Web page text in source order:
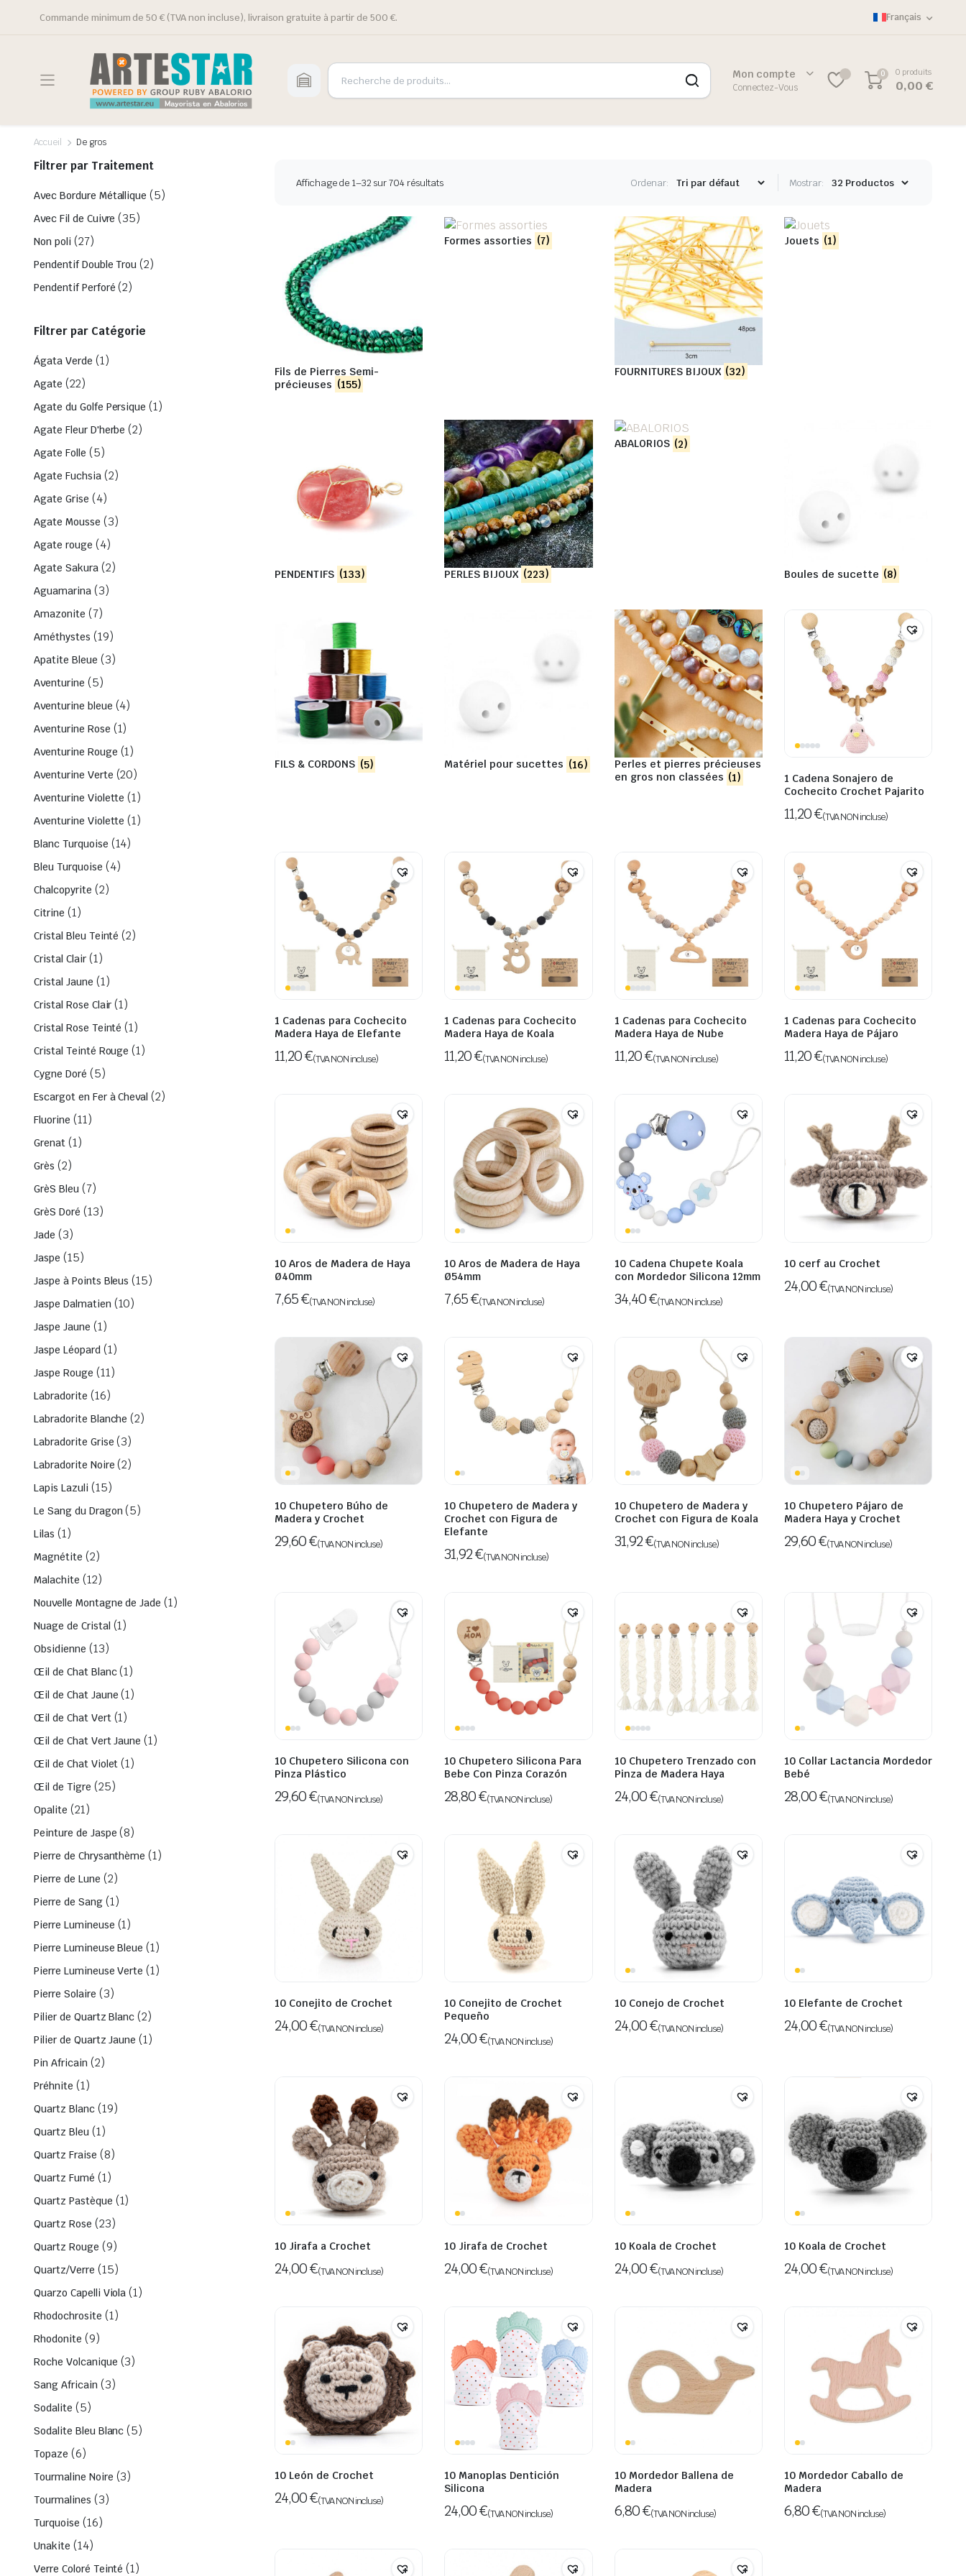
Commande minimum de 50 € (TVA non incluse), livraison gratuite à partir de 500 €. Français
Mon compte
Connectez-Vous
0 0 produits
0,00€
Accueil De gros
Affichage de 1–32 sur 704 résultats Ordenar: Mostrar:
Fils de Pierres Semi-
précieuses (155)
Formes assorties (7)
FOURNITURES BIJOUX (32)
Jouets (1)
PENDENTIFS (133) PERLES BIJOUX (223)
ABALORIOS (2)
Boules de sucette (8)
FILS & CORDONS (5) Matériel pour sucettes (16)
Perles et pierres précieuses
en gros non classées (1)
1 Cadena Sonajero de
Cochecito Crochet Pajarito
11,20€(TVA NON incluse)
1 Cadenas para Cochecito
Madera Haya de Elefante
11,20€(TVA NON incluse)
1 Cadenas para Cochecito
Madera Haya de Koala
11,20€(TVA NON incluse)
1 Cadenas para Cochecito
Madera Haya de Nube
11,20€(TVA NON incluse)
1 Cadenas para Cochecito
Madera Haya de Pájaro
11,20€(TVA NON incluse)
10 Aros de Madera de Haya
Ø40mm
7,65€(TVA NON incluse)
10 Aros de Madera de Haya
Ø54mm
7,65€(TVA NON incluse)
10 Cadena Chupete Koala
con Mordedor Silicona 12mm
34,40€(TVA NON incluse)
10 cerf au Crochet
24,00€(TVA NON incluse)
10 Chupetero Búho de
Madera y Crochet
29,60€(TVA NON incluse)
10 Chupetero de Madera y
Crochet con Figura de
Elefante
31,92€(TVA NON incluse)
10 Chupetero de Madera y
Crochet con Figura de Koala
31,92€(TVA NON incluse)
10 Chupetero Pájaro de
Madera Haya y Crochet
29,60€(TVA NON incluse)
10 Chupetero Silicona con
Pinza Plástico
29,60€(TVA NON incluse)
10 Chupetero Silicona Para
Bebe Con Pinza Corazón
28,80€(TVA NON incluse)
10 Chupetero Trenzado con
Pinza de Madera Haya
24,00€(TVA NON incluse)
10 Collar Lactancia Mordedor
Bebé
28,00€(TVA NON incluse)
10 Conejito de Crochet
24,00€(TVA NON incluse)
10 Conejito de Crochet
Pequeño
24,00€(TVA NON incluse)
10 Conejo de Crochet
24,00€(TVA NON incluse)
10 Elefante de Crochet
24,00€(TVA NON incluse)
10 Jirafa a Crochet
24,00€(TVA NON incluse)
10 Jirafa de Crochet
24,00€(TVA NON incluse)
10 Koala de Crochet
24,00€(TVA NON incluse)
10 Koala de Crochet
24,00€(TVA NON incluse)
10 León de Crochet
24,00€(TVA NON incluse)
10 Manoplas Dentición
Silicona
24,00€(TVA NON incluse)
10 Mordedor Ballena de
Madera
6,80€(TVA NON incluse)
10 Mordedor Caballo de
Madera
6,80€(TVA NON incluse)
Filtrer par Traitement
Avec Bordure Métallique (5)
Avec Fil de Cuivre (35)
Non poli (27)
Pendentif Double Trou (2)
Pendentif Perforé (2)
Filtrer par Catégorie
Ágata Verde (1)
Agate (22)
Agate du Golfe Persique (1)
Agate Fleur D'herbe (2)
Agate Folle (5)
Agate Fuchsia (2)
Agate Grise (4)
Agate Mousse (3)
Agate rouge (4)
Agate Sakura (2)
Aguamarina (3)
Amazonite (7)
Améthystes (19)
Apatite Bleue (3)
Aventurine (5)
Aventurine bleue (4)
Aventurine Rose (1)
Aventurine Rouge (1)
Aventurine Verte (20)
Aventurine Violette (1)
Aventurine Violette (1)
Blanc Turquoise (14)
Bleu Turquoise (4)
Chalcopyrite (2)
Citrine (1)
Cristal Bleu Teinté (2)
Cristal Clair (1)
Cristal Jaune (1)
Cristal Rose Clair (1)
Cristal Rose Teinté (1)
Cristal Teinté Rouge (1)
Cygne Doré (5)
Escargot en Fer à Cheval (2)
Fluorine (11)
Grenat (1)
Grès (2)
GrèS Bleu (7)
GrèS Doré (13)
Jade (3)
Jaspe (15)
Jaspe à Points Bleus (15)
Jaspe Dalmatien (10)
Jaspe Jaune (1)
Jaspe Léopard (1)
Jaspe Rouge (11)
Labradorite (16)
Labradorite Blanche (2)
Labradorite Grise (3)
Labradorite Noire (2)
Lapis Lazuli (15)
Le Sang du Dragon (5)
Lilas (1)
Magnétite (2)
Malachite (12)
Nouvelle Montagne de Jade (1)
Nuage de Cristal (1)
Obsidienne (13)
Œil de Chat Blanc (1)
Œil de Chat Jaune (1)
Œil de Chat Vert (1)
Œil de Chat Vert Jaune (1)
Œil de Chat Violet (1)
Œil de Tigre (25)
Opalite (21)
Peinture de Jaspe (8)
Pierre de Chrysanthème (1)
Pierre de Lune (2)
Pierre de Sang (1)
Pierre Lumineuse (1)
Pierre Lumineuse Bleue (1)
Pierre Lumineuse Verte (1)
Pierre Solaire (3)
Pilier de Quartz Blanc (2)
Pilier de Quartz Jaune (1)
Pin Africain (2)
Préhnite (1)
Quartz Blanc (19)
Quartz Bleu (1)
Quartz Fraise (8)
Quartz Fumé (1)
Quartz Pastèque (1)
Quartz Rose (23)
Quartz Rouge (9)
Quartz/Verre (15)
Quarzo Capelli Viola (1)
Rhodochrosite (1)
Rhodonite (9)
Roche Volcanique (3)
Sang Africain (3)
Sodalite (5)
Sodalite Bleu Blanc (5)
Topaze (6)
Tourmaline Noire (3)
Tourmalines (3)
Turquoise (16)
Unakite (14)
Verre Coloré Teinté (1)